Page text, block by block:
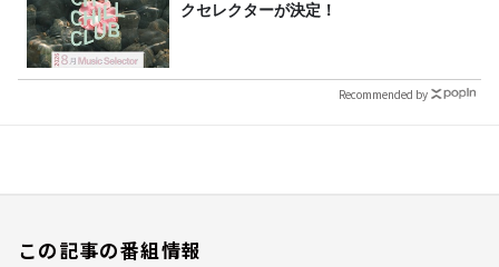
クセレクターが決定！
Recommended by
この記事の番組情報